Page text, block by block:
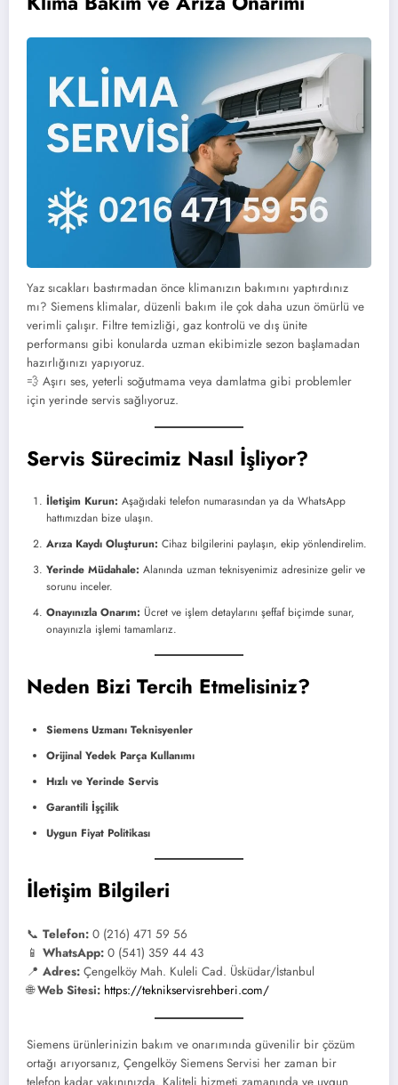
Yaz sıcakları bastırmadan önce klimanızın bakımını yaptırdınız
mı? Siemens klimalar, düzenli bakım ile çok daha uzun ömürlü ve
verimli çalışır. Filtre temizliği, gaz kontrolü ve dış ünite
performansı gibi konularda uzman ekibimizle sezon başlamadan
hazırlığınızı yapıyoruz.
💨 Aşırı ses, yeterli soğutmama veya damlatma gibi problemler
için yerinde servis sağlıyoruz.
Servis Sürecimiz Nasıl İşliyor?
İletişim Kurun: Aşağıdaki telefon numarasından ya da WhatsApp
hattımızdan bize ulaşın.
Arıza Kaydı Oluşturun: Cihaz bilgilerini paylaşın, ekip yönlendirelim.
Yerinde Müdahale: Alanında uzman teknisyenimiz adresinize gelir ve
sorunu inceler.
Onayınızla Onarım: Ücret ve işlem detaylarını şeffaf biçimde sunar,
onayınızla işlemi tamamlarız.
Neden Bizi Tercih Etmelisiniz?
Siemens Uzmanı Teknisyenler
Orijinal Yedek Parça Kullanımı
Hızlı ve Yerinde Servis
Garantili İşçilik
Uygun Fiyat Politikası
İletişim Bilgileri
📞 Telefon: 0 (216) 471 59 56
📱 WhatsApp: 0 (541) 359 44 43
📍 Adres: Çengelköy Mah. Kuleli Cad. Üsküdar/İstanbul
🌐Web Sitesi: https://teknikservisrehberi.com/
Siemens ürünlerinizin bakım ve onarımında güvenilir bir çözüm
ortağı arıyorsanız, Çengelköy Siemens Servisi her zaman bir
telefon kadar yakınınızda. Kaliteli hizmeti zamanında ve uygun